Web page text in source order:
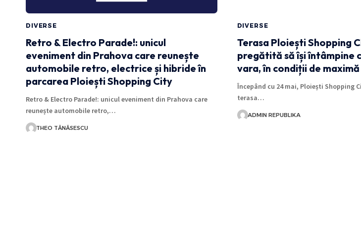
DIVERSE
Retro & Electro Parade!: unicul
eveniment din Prahova care reunește
automobile retro, electrice și hibride în
parcarea Ploiești Shopping City
Retro & Electro Parade!: unicul eveniment din Prahova care
reunește automobile retro,…
THEO TĂNĂSESCU
DIVERSE
Terasa Ploiești Shopping
pregătită să își întâmpine
vara, în condiții de
Începând cu 24 mai, Ploiești Shopping
terasa…
ADMIN REPUBLIKA